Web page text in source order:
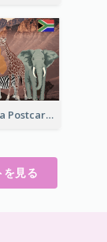
South Africa Postcard
を見る